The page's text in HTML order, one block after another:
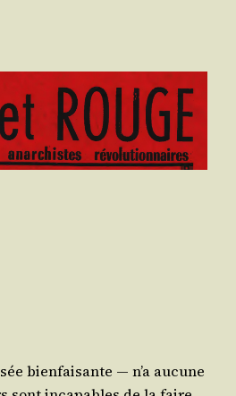
bien­fai­sante ― n’a aucune